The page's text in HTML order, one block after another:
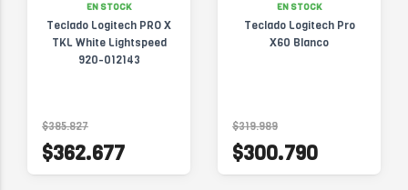
EN STOCK
Teclado Logitech PRO X
TKL White Lightspeed
920-012143
$385.827
$362.677
EN STOCK
Teclado Logitech Pro
X60 Blanco
$319.989
$300.790